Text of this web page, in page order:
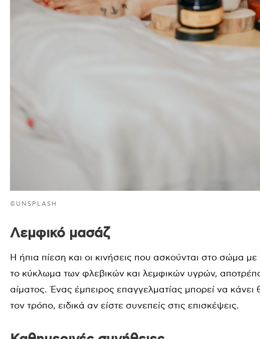
©UNSPLASH
Λεμφικό μασάζ
Η ήπια πίεση και οι κινήσεις που ασκούνται στο σώμα με
το κύκλωμα των φλεβικών και λεμφικών υγρών,
αίματος. Ένας έμπειρος επαγγελματίας μπορεί να
τον τρόπο, ειδικά αν είστε συνεπείς στις επισκέψεις.